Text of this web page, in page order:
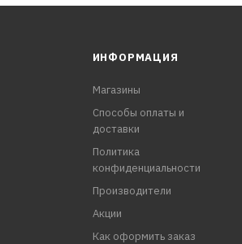
ИНФОРМАЦИЯ
Магазины
Способы оплаты и
доставки
Политика
конфиденциальности
Производители
Акции
Как оформить заказ